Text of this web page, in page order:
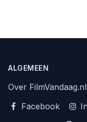
ALGEMEEN
Over FilmVandaag.nl
Facebook